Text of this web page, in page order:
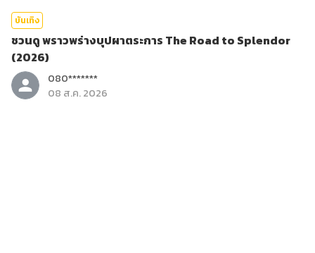
บันเทิง
ชวนดู พราวพร่างบุปผาตระการ The Road to Splendor
(2026)
080*******
08 ส.ค. 2026